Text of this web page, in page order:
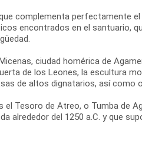
complementa perfectamente
encontrados en el santuario,
ciudad homérica de
de los Leones, la escultura
de altos dignatarios, así
el Tesoro de Atreo, o Tumba de
alrededor del 1250 a.C. y que